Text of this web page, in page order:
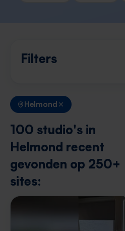
Filters
Helmond
100 studio's in
Helmond recent
gevonden op 250+
sites: